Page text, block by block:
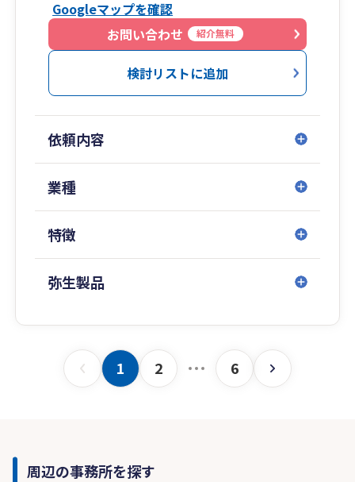
Googleマップを確認
お問い合わせ
紹介無料
検討リストに追加
依頼内容
業種
特徴
弥生製品
1 2 6
周辺の事務所を探す